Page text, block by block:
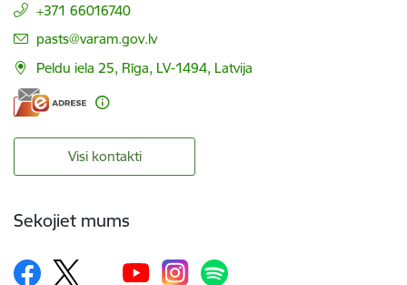
+371 66016740
E-pasts:
pasts@varam.gov.lv
Peldu iela 25, Rīga, LV-1494, Latvija
Visi kontakti
Sekojiet mums